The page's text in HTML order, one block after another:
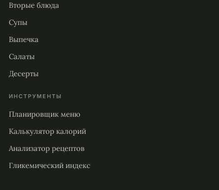
Вторые блюда
Супы
Выпечка
Салаты
Десерты
ИНСТРУМЕНТЫ
Планировщик меню
Калькулятор калорий
Анализатор рецептов
Гликемический индекс